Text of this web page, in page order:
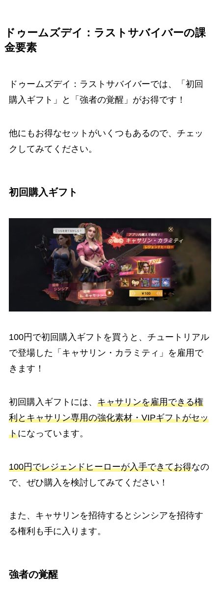
ドゥームズデイ：ラストサバイバーの課
金要素
ドゥームズデイ：ラストサバイバーでは、「初回
購入ギフト」と「強者の覚醒」がお得です！
他にもお得なセットがいくつもあるので、チェッ
クしてみてください。
初回購入ギフト
100円で初回購入ギフトを買うと、チュートリアル
で登場した「キャサリン・カラミティ」を雇用で
きます！
初回購入ギフトには、 キャサリンを雇用できる権
利とキャサリン専用の強化素材・VIPギフトがセッ
トになっています。
100円でレジェンドヒーローが入手できてお得なの
で、ぜひ購入を検討してみてください！
また、キャサリンを招待するとシンシアを招待す
る権利も手に入ります。
強者の覚醒